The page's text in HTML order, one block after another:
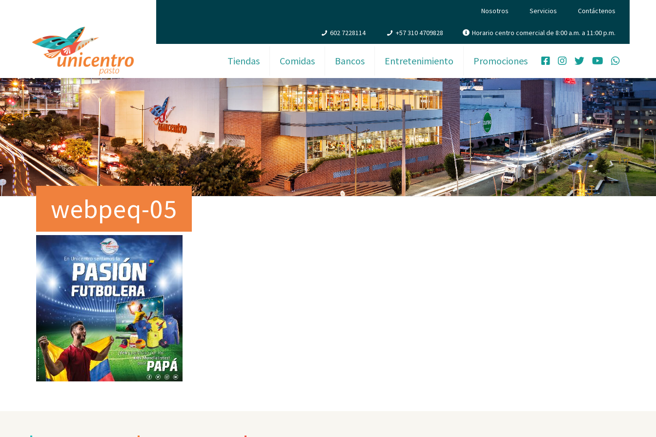
Nosotros Servicios Contáctenos
602 7228114 +57 310 4709828 Horario centro comercial de 8:00 a.m. a 11:00 p.m.
Tiendas Comidas Bancos Entretenimiento Promociones
webpeq-05